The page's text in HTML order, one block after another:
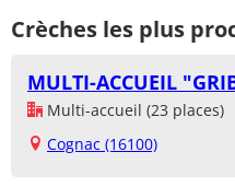
Crèches les plus
MULTI-ACCUEIL
Multi-accueil (23 places)
Cognac (16100)